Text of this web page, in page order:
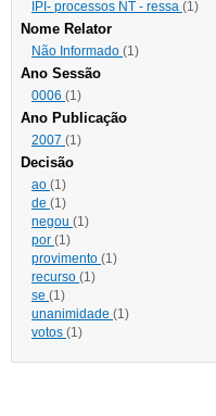
IPI- processos NT - ressa (1)
Nome Relator
Não Informado (1)
Ano Sessão
0006 (1)
Ano Publicação
2007 (1)
Decisão
ao (1)
de (1)
negou (1)
por (1)
provimento (1)
recurso (1)
se (1)
unanimidade (1)
votos (1)